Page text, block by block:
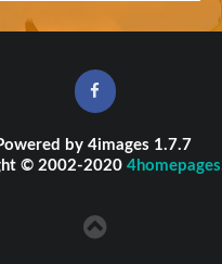
by 4images 1.7.7
© 2002-2020